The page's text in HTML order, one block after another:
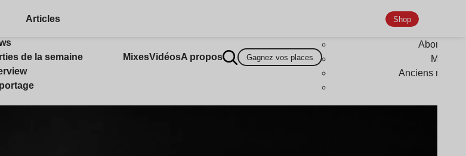
Articles
de la semaine
MixesVidéosA propos Gagnez vos places
Shop
Anciens